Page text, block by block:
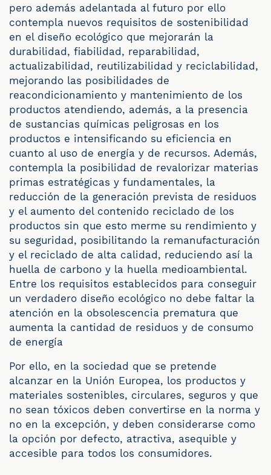
pero además adelantada al futuro por ello
contempla nuevos requisitos de sostenibilidad
en el diseño ecológico que mejorarán la
durabilidad, fiabilidad, reparabilidad,
actualizabilidad, reutilizabilidad y reciclabilidad,
mejorando las posibilidades de
reacondicionamiento y mantenimiento de los
productos atendiendo, además, a la presencia
de sustancias químicas peligrosas en los
productos e intensificando su eficiencia en
cuanto al uso de energía y de recursos. Además,
contempla la posibilidad de revalorizar materias
primas estratégicas y fundamentales, la
reducción de la generación prevista de residuos
y el aumento del contenido reciclado de los
productos sin que esto merme su rendimiento y
su seguridad, posibilitando la remanufacturación
y el reciclado de alta calidad, reduciendo así la
huella de carbono y la huella medioambiental.
Entre los requisitos establecidos para conseguir
un verdadero diseño ecológico no debe faltar la
atención en la obsolescencia prematura que
aumenta la cantidad de residuos y de consumo
de energía
Por ello, en la sociedad que se pretende
alcanzar en la Unión Europea, los productos y
materiales sostenibles, circulares, seguros y que
no sean tóxicos deben convertirse en la norma y
no en la excepción, y deben considerarse como
la opción por defecto, atractiva, asequible y
accesible para todos los consumidores.